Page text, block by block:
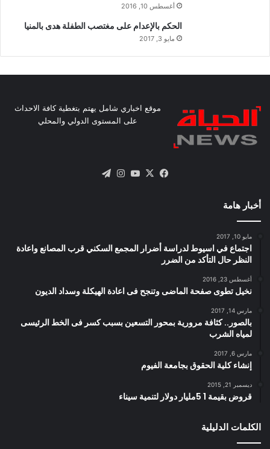
أغسطس 10, 2016
الحكم بالإعدام على مغتصب الطفلة هدى بالمنيا
مايو 3, 2017
موقع اخباري شامل يهتم بتغطية كافة الاحداث
على المستوى الدولي والمحلي
فيسبوك
X يوتيوبانستقرام
أخبار هامة
مايو 10, 2017
اجتماع في اسيوط لدراسة أضرار المجمع السكني قرب المصانع واعادة
النظر حال التأكد من الضرر
أغسطس 23, 2016
نخيل تطوى صفحة الماضى وتنجح فى اعادة الهيكلة وسداد الديون
مارس 14, 2017
بالصور.. كثافة مرورية بمحور التسعين بسبب كسر فى الخط الرئيسى
لمياه الشرب
مارس 6, 2017
إنشاء كلية الحقوق بجامعة الفيوم
ديسمبر 21, 2015
قروض بقيمة 1 5مليار دولار لتنمية سيناء
الكلمات الدليلية